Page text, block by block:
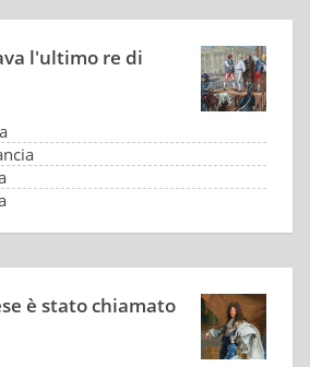
l'ultimo re di
è stato chiamato